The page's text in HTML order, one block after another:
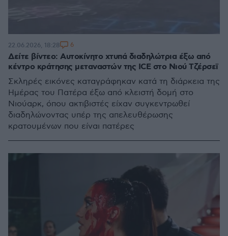
Δείτε βίντεο: Αυτοκίνητο χτυπά διαδηλώτρια έξω από
κέντρο κράτησης μεταναστών της ICE στο Νιού Τζέρσεϊ
Σκληρές εικόνες καταγράφηκαν κατά τη διάρκεια της
Ημέρας του Πατέρα έξω από κλειστή δομή στο
Νιούαρκ, όπου ακτιβιστές είχαν συγκεντρωθεί
διαδηλώνοντας υπέρ της απελευθέρωσης
κρατουμένων που είναι πατέρες
22.06.2026, 18:28 6